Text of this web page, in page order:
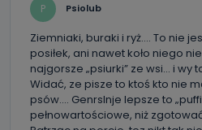
Co mogą Państwo
przekazanymi nam
Po wyrażeniu zgody na
mają Państwo prawo do żądania
Pro-Art z siedzibą w miejscowości
400) przy ul. Wolności 19 dostępu
dotyczących Państwa oraz
żądania ich sprostowania,
P Psiolub
Ziemniaki, buraki i ryż…. To nie
posiłek, ani nawet koło niego
najgorsze „psiurki” ze wsi… i wy
Widać, ze pisze to ktoś kto nie
psów…. Genrslnje lepsze to
pełnowartościowe, niż